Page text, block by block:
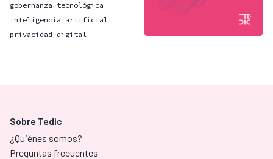
gobernanza tecnológica
inteligencia artificial
privacidad digital
Sobre Tedic
¿Quiénes somos?
Preguntas frecuentes